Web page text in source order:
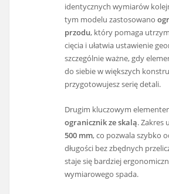
identycznych wymiarów
tym modelu zastosowano
przodu, który pomaga
cięcia i ułatwia ustawienie
szczególnie ważne, gdy
do siebie w większych
przygotowujesz serię detali.
Drugim kluczowym
ogranicznik ze skalą. Zakres
500 mm, co pozwala szybko
długości bez zbędnych
staje się bardziej
wymiarowego spada.